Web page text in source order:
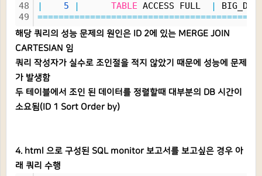
48
49
| 5 | TABLE ACCESS FULL |
========================================
해당 쿼리의 성능 문제의 원인은 ID 2에 있는 MERGE JOIN
CARTESIAN 임
쿼리 작성자가 실수로 조인절을 적지 않았기 때문에 성능에 문제
가 발생함
두 테이블에서 조인 된 데이터를 정렬할때 대부분의 DB 시간이
소요됨(ID 1 Sort Order by)
4. html 으로 구성된 SQL monitor 보고서를 보고싶은 경우 아
래 쿼리 수행